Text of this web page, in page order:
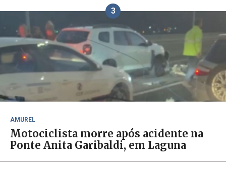
3
AMUREL
Motociclista morre após acidente na
Ponte Anita Garibaldi, em Laguna